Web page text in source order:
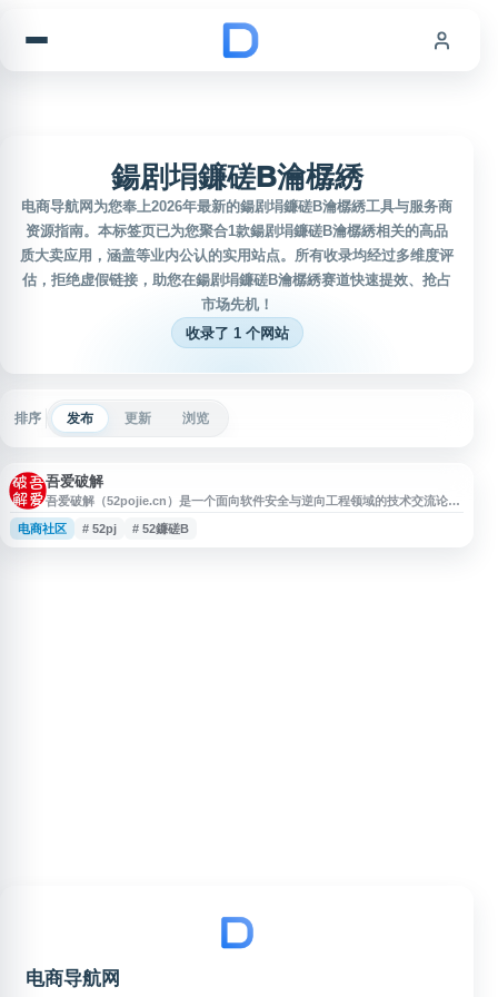
鍚剧埍鐮磋В瀹樼綉
电商导航网为您奉上2026年最新的鍚剧埍鐮磋В瀹樼綉工具与服务商
资源指南。本标签页已为您聚合1款鍚剧埍鐮磋В瀹樼綉相关的高品
质大卖应用，涵盖等业内公认的实用站点。所有收录均经过多维度评
估，拒绝虚假链接，助您在鍚剧埍鐮磋В瀹樼綉赛道快速提效、抢占
市场先机！
收录了 1 个网站
排序 发布 更新 浏览
吾爱破解
吾爱破解（52pojie.cn）是一个面向软件安全与逆向工程领域的技术交流论
坛，内容涵盖逆向分析、反病毒技术、调试工具、编程开发、漏洞研究及相关
学习资料。网站提供技术讨论、经验分享、教程资源和工具信息，适合关注软
电商社区 # 52pj # 52鐮磋В
电商导航网